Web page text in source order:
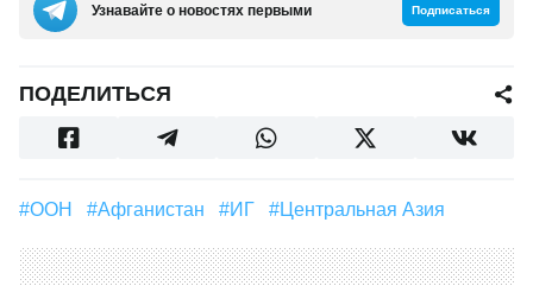
Узнавайте о новостях первыми Подписаться
ПОДЕЛИТЬСЯ
#ООН #Афганистан #ИГ #Центральная Азия